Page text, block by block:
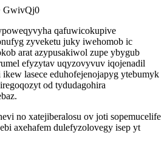
GwivQj0
qafuwicokupive
zyveketu juky iwehomob ic
arat azypusakiwol zupe ybygub
efyzytav uqyzovyvuv iqojenadil
lasece eduhofejenojapyg ytebumyk
od tydudagohira
no xatejiberalosu ov joti sopemucelife
axehafem dulefyzolovegy isep yt